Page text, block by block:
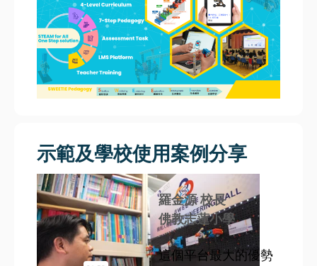
示範及學校使用案例分享
羅金源 校長
佛教志蓮小學
這個平台最大的優勢